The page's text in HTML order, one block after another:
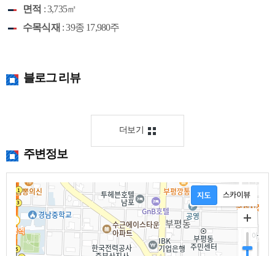
면적 : 3,735㎡
수목식재 : 39종 17,980주
블로그 리뷰
더보기
주변정보